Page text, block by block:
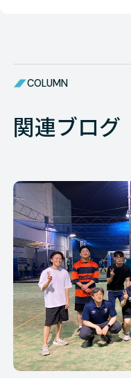
COLUMN
関連ブログ